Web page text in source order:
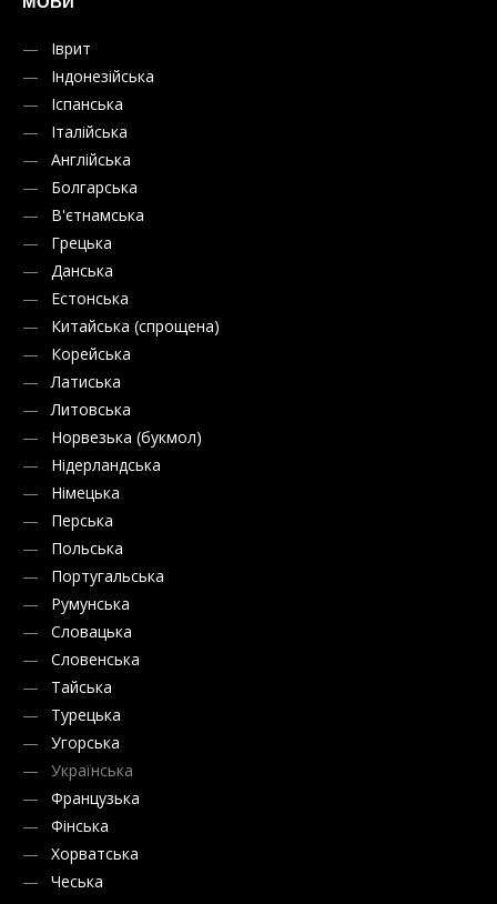
Іврит
Індонезійська
Іспанська
Італійська
Англійська
Болгарська
В'єтнамська
Грецька
Данська
Естонська
Китайська (спрощена)
Корейська
Латиська
Литовська
Норвезька (букмол)
Нідерландська
Німецька
Перська
Польська
Португальська
Румунська
Словацька
Словенська
Тайська
Турецька
Угорська
Українська
Французька
Фінська
Хорватська
Чеська